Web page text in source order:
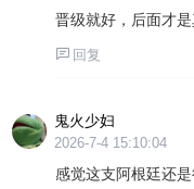
晋级就好，后面才是
回复
鬼火少妇
2026-7-4 15:10:04
感觉这支阿根廷还是